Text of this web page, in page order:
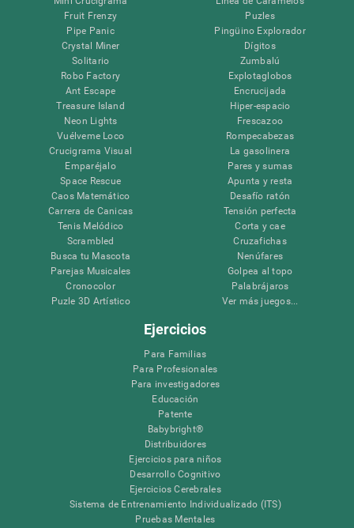
Fruit Frenzy
Pipe Panic
Crystal Miner
Solitario
Robo Factory
Ant Escape
Treasure Island
Neon Lights
Vuélveme Loco
Crucigrama Visual
Emparéjalo
Space Rescue
Caos Matemático
Carrera de Canicas
Tenis Melódico
Scrambled
Busca tu Mascota
Parejas Musicales
Cronocolor
Puzle 3D Artístico
Puzles
Pingüino Explorador
Dígitos
Zumbalú
Explotaglobos
Encrucijada
Hiper-espacio
Frescazoo
Rompecabezas
La gasolinera
Pares y sumas
Apunta y resta
Desafío ratón
Tensión perfecta
Corta y cae
Cruzafichas
Nenúfares
Golpea al topo
Palabrájaros
Ver más juegos...
Ejercicios
Para Familias
Para Profesionales
Para investigadores
Educación
Patente
Babybright®
Distribuidores
Ejercicios para niños
Desarrollo Cognitivo
Ejercicios Cerebrales
Sistema de Entrenamiento Individualizado (ITS)
Pruebas Mentales